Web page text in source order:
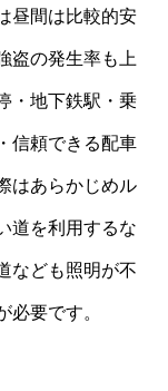
昼間は比較的安
盗の発生率も上
・地下鉄駅・乗
信頼できる配車
はあらかじめル
道を利用するな
なども照明が不
要です。